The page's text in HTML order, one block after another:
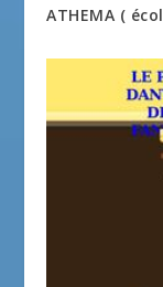
ATHEMA (